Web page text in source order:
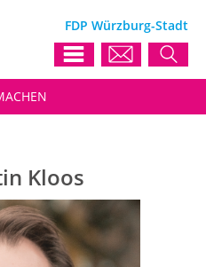
FDP Würzburg-Stadt
Kloos